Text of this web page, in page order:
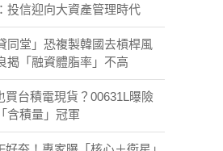
投信迎向大資產管理時代
同堂」恐複製韓國去槓桿風
揭「融資體脂率」不高
買台積電現貨？00631L曝險
含積量」冠軍